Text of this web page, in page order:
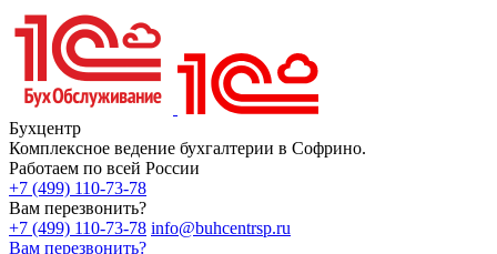
Бухцентр
Комплексное ведение бухгалтерии в Софрино.
Работаем по всей России
+7 (499) 110-73-78
Вам перезвонить?
+7 (499) 110-73-78 info@buhcentrsp.ru
Вам перезвонить?